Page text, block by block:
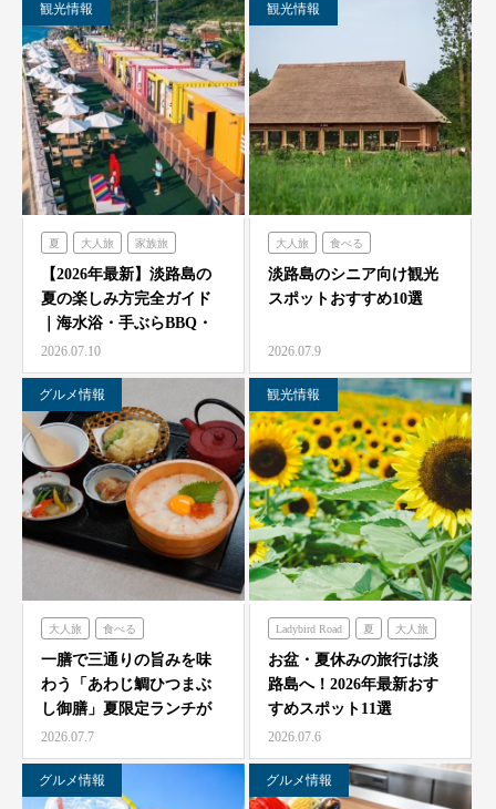
観光情報
夏 大人旅 家族旅
食べる 体験する 禅坊靖寧
ハローキティスマイル
オーシャンテラス ミエレ
グランシャリオ
シェフガーデン
クラフトサーカス
ニジゲンノモリ
【2026年最新】淡路島の
夏の楽しみ方完全ガイド
｜海水浴・手ぶらBBQ・
子供の遊び場と絶景…
2026.07.10
観光情報
大人旅 食べる
フレンチの森 古酒の舎
禅坊靖寧 のじまスコーラ
淡路島のシニア向け観光
スポットおすすめ10選
2026.07.9
グルメ情報
大人旅 食べる
海神人の食卓
一膳で三通りの旨みを味
わう「あわじ鯛ひつまぶ
し御膳」夏限定ランチが
7/1より海神人の食卓 …
2026.07.7
観光情報
Ladybird Road 夏 大人旅
家族旅 フレンチの森
グランシャリオ
農家レストラン「陽・燦燦」
シェフガーデン
ニジゲンノモリ
お盆・夏休みの旅行は淡
路島へ！2026年最新おす
すめスポット11選
2026.07.6
グルメ情報 グルメ情報